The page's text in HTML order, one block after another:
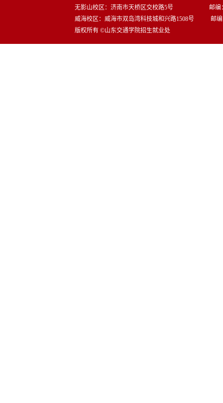
无影山校区：济南市天桥区交校路5号 邮编：
威海校区：威海市双岛湾科技城和兴路1508号 邮编
版权所有 ©山东交通学院招生就业处